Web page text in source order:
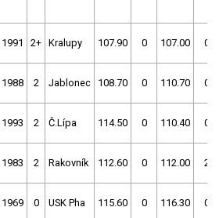
1991 2+ Kralupy 107.90 0 107.00 0
1988 2 Jablonec 108.70 0 110.70 0
1993 2 Č.Lípa 114.50 0 110.40 0
1983 2 Rakovník 112.60 0 112.00 2
1969 0 USK Pha 115.60 0 116.30 0